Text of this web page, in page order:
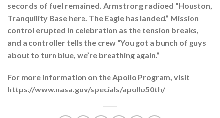
seconds of fuel remained. Armstrong radioed “Houston,
Tranquility Base here. The Eagle has landed.” Mission
control erupted in celebration as the tension breaks,
and a controller tells the crew “You got a bunch of guys
about to turn blue, we’re breathing again.”
For more information on the Apollo Program, visit
https://www.nasa.gov/specials/apollo50th/